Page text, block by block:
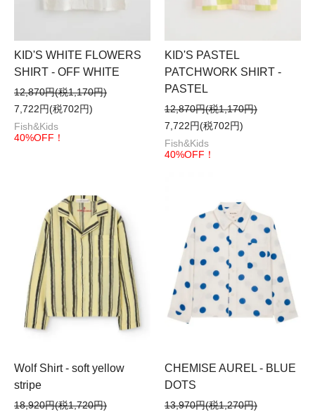
KID'S WHITE FLOWERS
SHIRT - OFF WHITE
12,870円(税1,170円)
7,722円(税702円)
Fish&Kids
40%OFF！
KID'S PASTEL
PATCHWORK SHIRT -
PASTEL
12,870円(税1,170円)
7,722円(税702円)
Fish&Kids
40%OFF！
Wolf Shirt - soft yellow
stripe
18,920円(税1,720円)
CHEMISE AUREL - BLUE
DOTS
13,970円(税1,270円)